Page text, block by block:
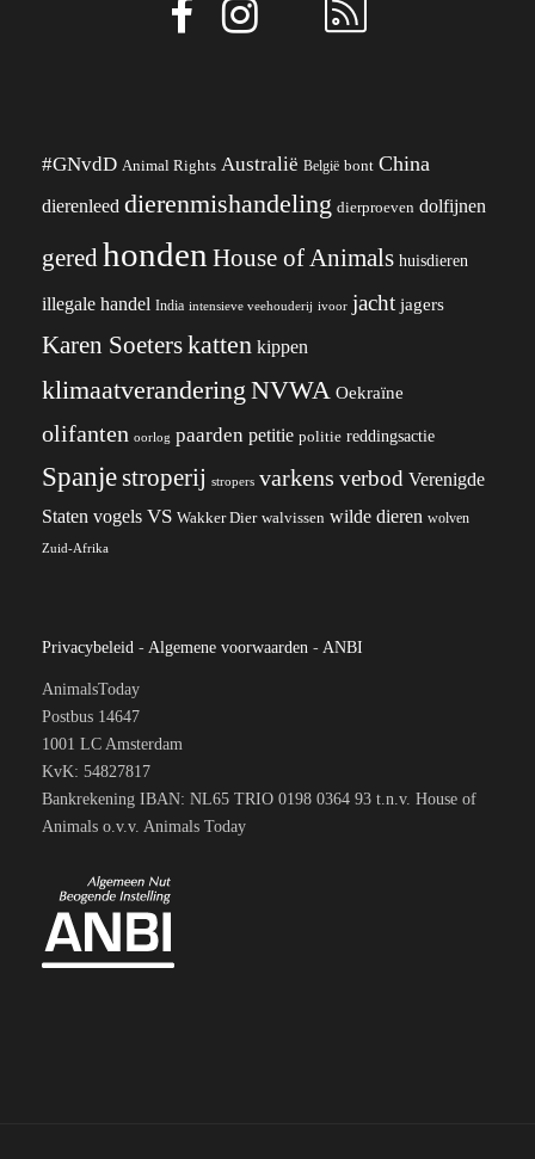
#GNvdD Animal Rights Australië België bont China
dierenleed dierenmishandeling dierproeven dolfijnen
geredhonden House of Animals huisdieren
illegale handel India intensieve veehouderij ivoor jacht jagers
Karen Soeterskatten kippen
klimaatverandering NVWA Oekraïne
olifanten oorlog paarden petitie politie reddingsactie
Spanjestroperij stropers varkens verbod Verenigde
Staten vogels VS Wakker Dier walvissen wilde dieren wolven
Zuid-Afrika
Privacybeleid - Algemene voorwaarden - ANBI
AnimalsToday
Postbus 14647
1001 LC Amsterdam
KvK: 54827817
Bankrekening IBAN: NL65 TRIO 0198 0364 93 t.n.v. House of
Animals o.v.v. Animals Today